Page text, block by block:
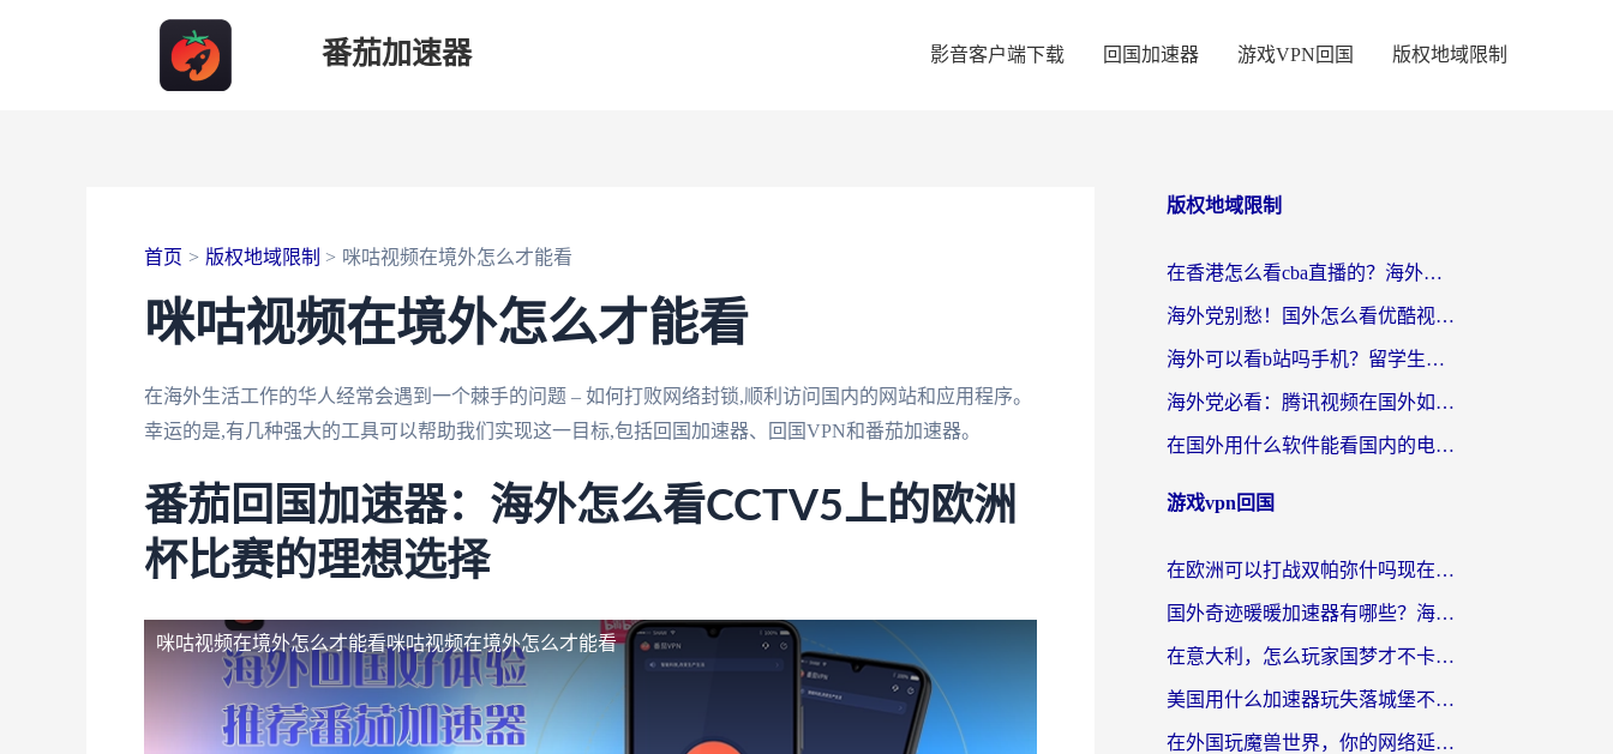
番茄加速器 影音客户端下载 回国加速器 游戏VPN回国 版权地域限制
首页 版权地域限制 咪咕视频在境外怎么才能看
咪咕视频在境外怎么才能看
在海外生活工作的华人经常会遇到一个棘手的问题 – 如何打败网络封锁,顺利访问国内的网站和应用程序。
幸运的是,有几种强大的工具可以帮助我们实现这一目标,包括回国加速器、回国VPN和番茄加速器。
番茄回国加速器：海外怎么看CCTV5上的欧洲
杯比赛的理想选择
咪咕视频在境外怎么才能看咪咕视频在境外怎么才能看
版权地域限制
在香港怎么看cba直播的？海外党体育观赛终极指南：告别版权限制，畅享中文解说
海外党别愁！国外怎么看优酷视频？一招解决追剧、看直播难题
海外可以看b站吗手机？留学生亲测有效的回国加速指南
海外党必看：腾讯视频在国外如何解除地域限制？附优酷咪咕使用指南
在国外用什么软件能看国内的电视剧啊？留学生亲测有效的回国加速方案
游戏vpn回国
在欧洲可以打战双帕弥什吗现在？跨越延迟墙的实战指南
国外奇迹暖暖加速器有哪些？海外党国服游戏畅玩终极指南（附亲测推荐）
在意大利，怎么玩家国梦才不卡？这份终极加速指南请收好
美国用什么加速器玩失落城堡不卡？海外党亲测有效的国服游戏加速指南
在外国玩魔兽世界，你的网络延迟是最大的敌人